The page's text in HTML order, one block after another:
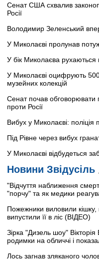
Сенат США схвалив
Росії
Володимир Зеленський
У Миколаєві пролунав
У бік Миколаєва
У Миколаєві оцифрують 500
музейних колекцій
Сенат почав обговорювати
проти Росії
Вибух у Миколаєві: поліція
Під Рівне через вибух
У Миколаєві відбудеться
Новини Звідусіль
"Відчуття наближення
"порчу" та як медики
Пожежники виловили кішку,
випустили її в ліс (ВІДЕО)
Зірка "Дизель шоу"
родимки на обличчі і
Лось загнав зляканого